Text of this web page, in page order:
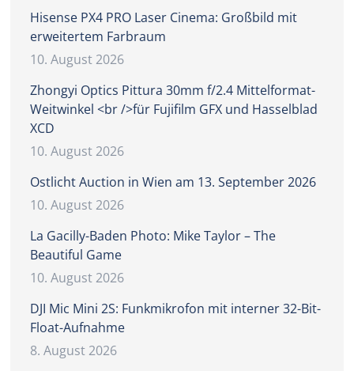
Hisense PX4 PRO Laser Cinema: Großbild mit
erweitertem Farbraum
10. August 2026
Zhongyi Optics Pittura 30mm f/2.4 Mittelformat-
Weitwinkel <br />für Fujifilm GFX und Hasselblad
XCD
10. August 2026
Ostlicht Auction in Wien am 13. September 2026
10. August 2026
La Gacilly-Baden Photo: Mike Taylor – The
Beautiful Game
10. August 2026
DJI Mic Mini 2S: Funkmikrofon mit interner 32-Bit-
Float-Aufnahme
8. August 2026